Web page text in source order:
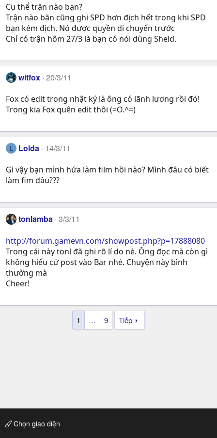
Cụ thể trận nào bạn?
Trận nào bãn cũng ghi SPD hơn địch hết trong khi SPD
bạn kém địch. Nó được quyền di chuyển trước
Chỉ có trận hôm 27/3 là bạn có nói dùng Sheld.
witfox 20/3/11
Fox có edit trong nhật ký là ông có lãnh lương rồi đó!
Trong kia Fox quên edit thôi (=O.^=)
L Lolda 14/3/11
Gì vậy bạn mình hứa làm film hồi nào? Mình đâu có biết
làm fim đâu???
tonlamba 3/3/11
http://forum.gamevn.com/showpost.php?p=17888080
Trong cái này tonl đã ghi rõ lí do nè. Ông đọc mà còn gì
không hiểu cứ post vào Bar nhé. Chuyện này bình
thường mà
Cheer!
1 … 9 Tiếp
Chọn giao diện